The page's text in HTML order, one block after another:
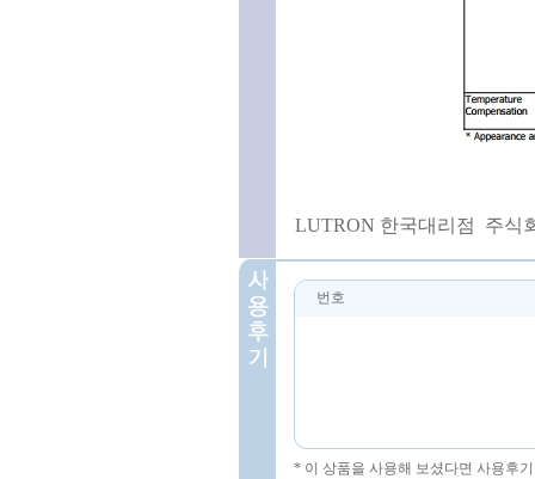
LUTRON 한국대리점 주식
번호
* 이 상품을 사용해 보셨다면 사용후